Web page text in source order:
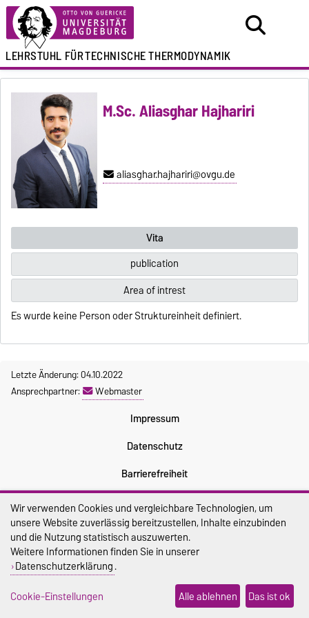
LEHRSTUHL FÜRTECHNISCHE THERMODYNAMIK
M.Sc. Aliasghar Hajhariri
aliasghar.hajhariri@ovgu.de
Vita
publication
Area of intrest
Es wurde keine Person oder Struktureinheit definiert.
Letzte Änderung: 04.10.2022
Ansprechpartner:
Webmaster
Impressum
Datenschutz
Barrierefreiheit
Cookie-Einstellungen
Sitemap
Wir verwenden Cookies und vergleichbare Technologien, um
unsere Website zuverlässig bereitzustellen, Inhalte einzubinden
und die Nutzung statistisch auszuwerten.
Weitere Informationen finden Sie in unserer
Datenschutzerklärung.
Cookie-Einstellungen
Alle ablehnen Das ist ok